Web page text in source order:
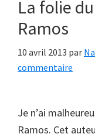
Riché
La folie
Ramos
10 avril 2013 par
commentaire
Je n’ai
Ramos. Cet